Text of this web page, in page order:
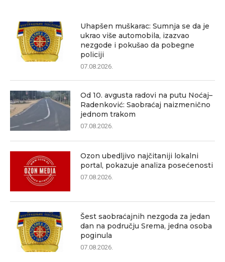
Uhapšen muškarac: Sumnja se da je
ukrao više automobila, izazvao
nezgode i pokušao da pobegne
policiji
07.08.2026.
Od 10. avgusta radovi na putu Noćaj–
Radenković: Saobraćaj naizmenično
jednom trakom
07.08.2026.
Ozon ubedljivo najčitaniji lokalni
portal, pokazuje analiza posećenosti
07.08.2026.
Šest saobraćajnih nezgoda za jedan
dan na području Srema, jedna osoba
poginula
07.08.2026.